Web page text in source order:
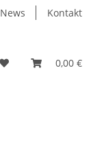
News Kontakt
0,00 €